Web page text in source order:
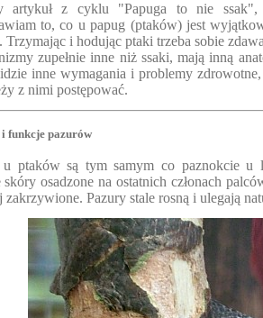
artykuł z cyklu "Papuga to nie
to, co u papug (ptaków) jest
Trzymając i hodując ptaki trzeba sobie
zupełnie inne niż ssaki, mają inną
inne wymagania i problemy
z nimi postępować.
funkcje pazurów
u ptaków są tym samym co paznokcie
skóry osadzone na ostatnich członach
zakrzywione. Pazury stale rosną i ulegają